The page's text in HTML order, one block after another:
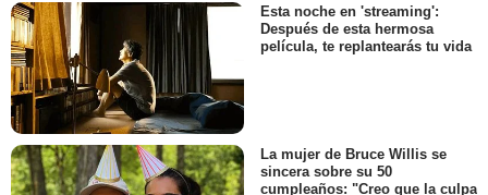
Esta noche en 'streaming':
Después de esta hermosa
película, te replantearás tu vida
La mujer de Bruce Willis se
sincera sobre su 50
cumpleaños: "Creo que la culpa